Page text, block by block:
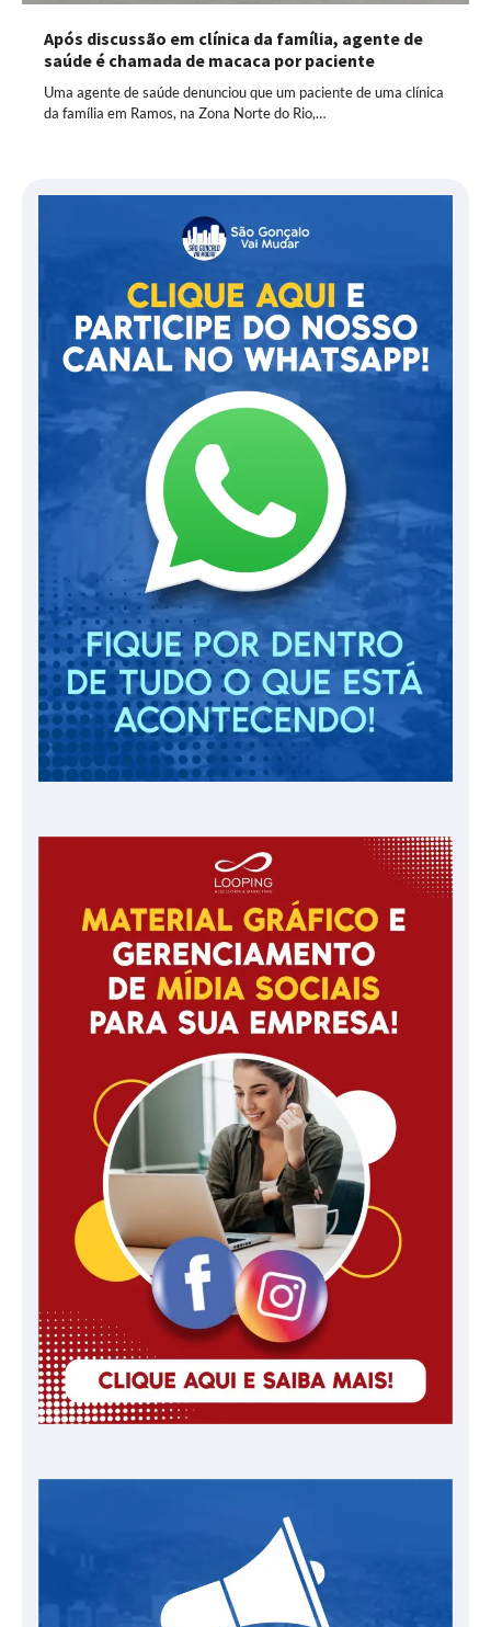
Após discussão em clínica da família, agente de
saúde é chamada de macaca por paciente
Uma agente de saúde denunciou que um paciente de uma clínica
da família em Ramos, na Zona Norte do Rio,…